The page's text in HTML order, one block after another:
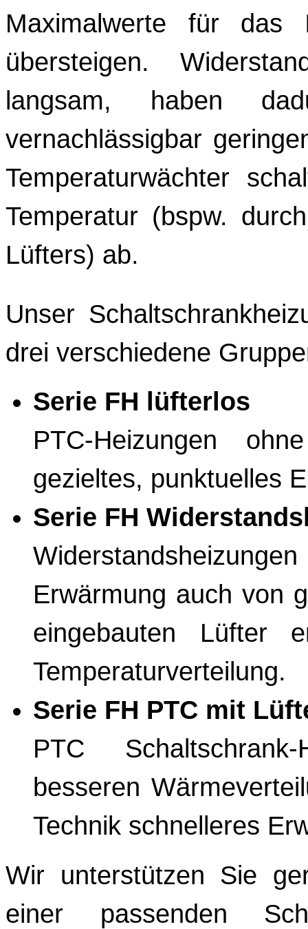
Maximalwerte für das
übersteigen.
langsam, haben
vernachlässigbar
Temperaturwächter
Temperatur (bspw.
Lüfters) ab.
Unser
drei verschiedene
Serie FH lüfterlos
PTC-Heizungen
gezieltes, punktuelles
Serie FH
Erwärmung auch von
eingebauten Lüfter
Temperaturverteilung.
Serie FH PTC mit
PTC
besseren
Technik schnelleres
Wir unterstützen Sie
einer passenden